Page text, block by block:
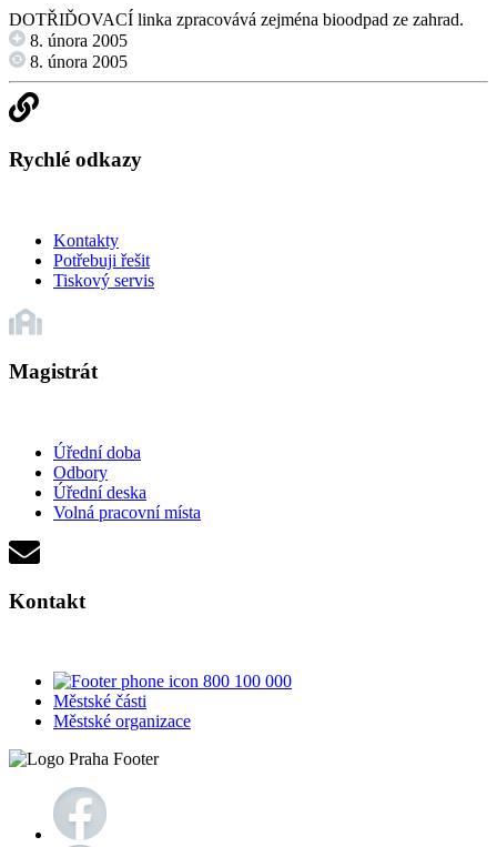
DOTŘIĎOVACÍ linka zpracovává zejména bioodpad ze zahrad.
8. února 2005
8. února 2005
Rychlé odkazy
Kontakty
Potřebuji řešit
Tiskový servis
Magistrát
Úřední doba
Odbory
Úřední deska
Volná pracovní místa
Kontakt
800 100 000
Městské části
Městské organizace